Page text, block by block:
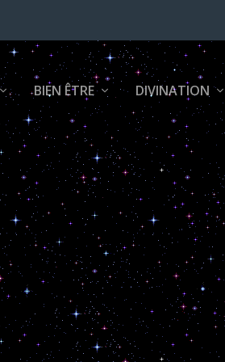
BIEN ÊTRE DIVINATION